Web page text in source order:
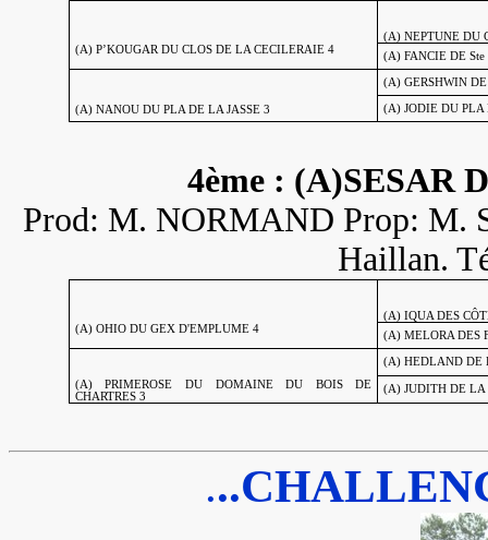
(A) P’KOUGAR DU CLOS DE LA CECILERAIE 4
(A) NEPTUNE DU
(A) FANCIE DE
(A) NANOU DU PLA DE LA JASSE 3
(A) GERSHWIN
(A) JODIE DU PLA
4ème : (A)SESAR
Prod: M. NORMAND Prop: M.
Haillan.
(A) OHIO DU GEX D'EMPLUME 4
(A) IQUA DES
(A) MELORA DES
(A) PRIMEROSE DU DOMAINE DU BOIS DE
CHARTRES 3
(A) HEDLAND DE
(A) JUDITH DE LA
.